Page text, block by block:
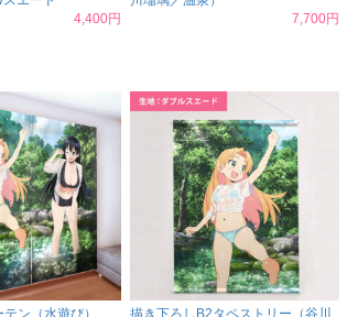
4,400円
7,700円
ン（水遊び）
描き下ろしB2タペストリー（谷川